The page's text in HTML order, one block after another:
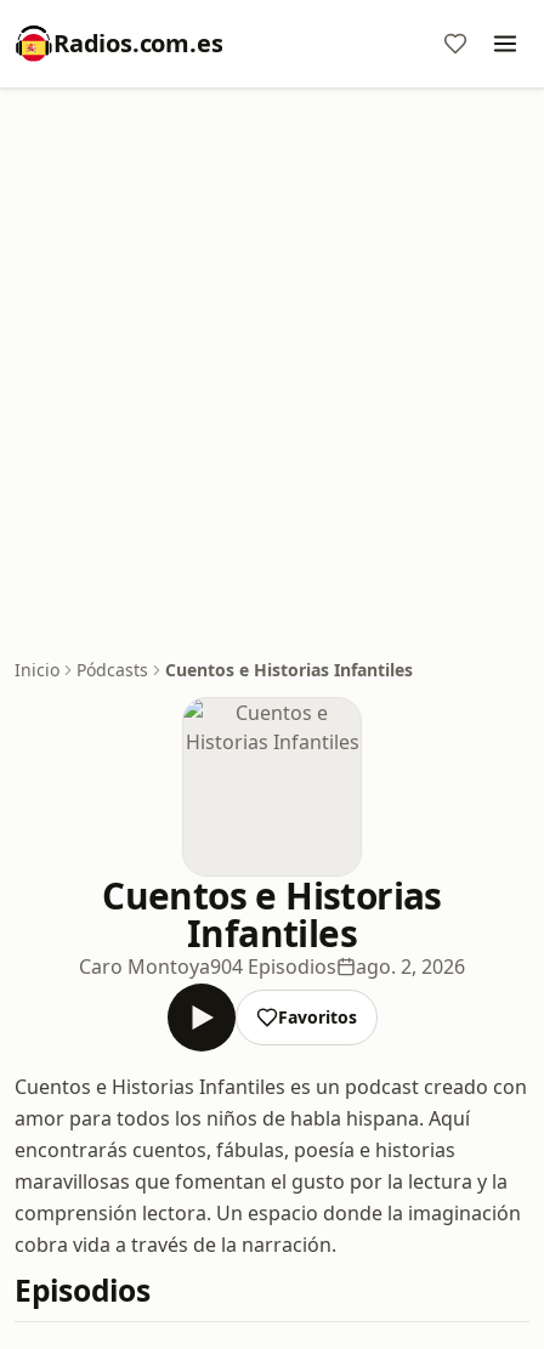
Radios.com.es
Inicio Pódcasts Cuentos e Historias Infantiles
Cuentos e Historias
Infantiles
Caro Montoya904 Episodios ago. 2, 2026
Favoritos
Cuentos e Historias Infantiles es un podcast creado con
amor para todos los niños de habla hispana. Aquí
encontrarás cuentos, fábulas, poesía e historias
maravillosas que fomentan el gusto por la lectura y la
comprensión lectora. Un espacio donde la imaginación
cobra vida a través de la narración.
Episodios